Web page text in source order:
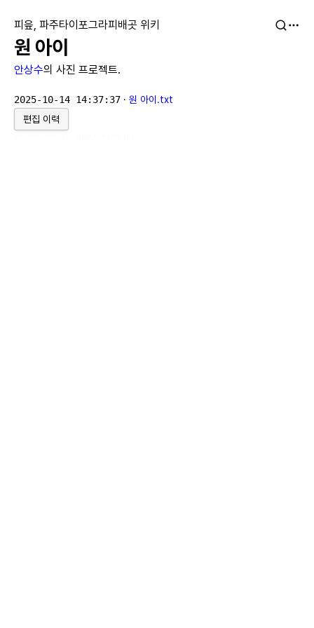
피읖, 파주타이포그라피배곳 위키
원 아이
안상수의 사진 프로젝트.
2025-10-14 14:37:37 · 원 아이.txt
편집 이력